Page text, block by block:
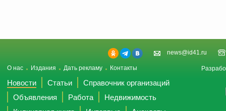
news@id41.ru
О нас Издания Дать рекламу Контакты
Новости Статьи
Справочник организаций
Объявления
Работа
Недвижимость